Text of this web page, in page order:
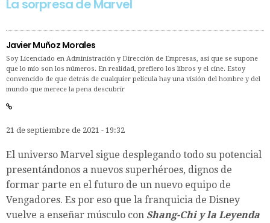
La sorpresa de Marvel
Javier Muñoz Morales
Soy Licenciado en Administración y Dirección de Empresas, así que se supone
que lo mío son los números. En realidad, prefiero los libros y el cine. Estoy
convencido de que detrás de cualquier película hay una visión del hombre y del
mundo que merece la pena descubrir
21 de septiembre de 2021 - 19:32
El universo Marvel sigue desplegando todo su potencial
presentándonos a nuevos superhéroes, dignos de
formar parte en el futuro de un nuevo equipo de
Vengadores. Es por eso que la franquicia de Disney
vuelve a enseñar músculo con Shang-Chi y la Leyenda